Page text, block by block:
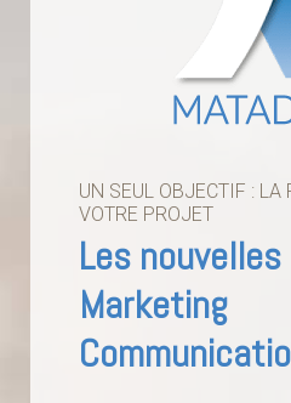
UN SEUL OBJECTIF : LA
VOTRE PROJET
Les
Marketing